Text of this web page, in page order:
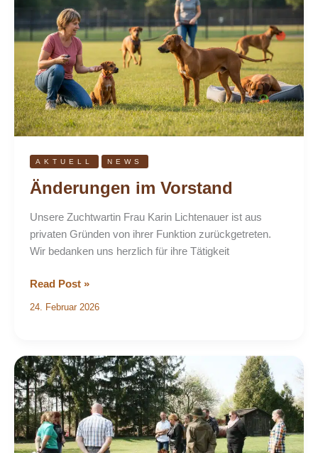
AKTUELL NEWS
Änderungen im Vorstand
Unsere Zuchtwartin Frau Karin Lichtenauer ist aus
privaten Gründen von ihrer Funktion zurückgetreten.
Wir bedanken uns herzlich für ihre Tätigkeit
Read Post »
24. Februar 2026
ÄNDERUNG
ÖRTLICHKEIT-
Zuchttauglichkeitsprüfung
Frühjahr
2026